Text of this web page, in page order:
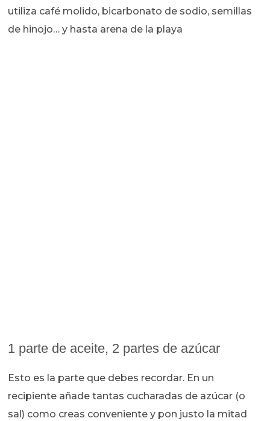
utiliza café molido, bicarbonato de sodio, semillas
de hinojo… y hasta arena de la playa
1 parte de aceite, 2 partes de azúcar
Esto es la parte que debes recordar. En un
recipiente añade tantas cucharadas de azúcar (o
sal) como creas conveniente y pon justo la mitad